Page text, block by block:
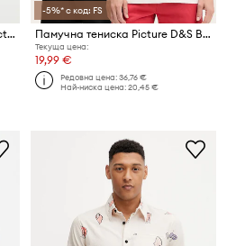
Яке за спортове на открито Picture Stall
-5%* с код: FS
Памучна тениска Picture D&S Bardenas
Текуща цена:
19,99 €
Редовна цена:36,76 €
Най-ниска цена:20,45 €